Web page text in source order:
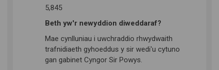
5,845
Beth yw'r newyddion diweddaraf?
Mae cynlluniau i uwchraddio rhwydwaith
trafnidiaeth gyhoeddus y sir wedi'u cytuno
gan gabinet Cyngor Sir Powys.